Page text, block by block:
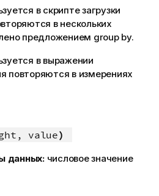
в скрипте загрузки
в нескольких
предложением group by.
в выражении
повторяются в измерениях
value)
данных: числовое значение